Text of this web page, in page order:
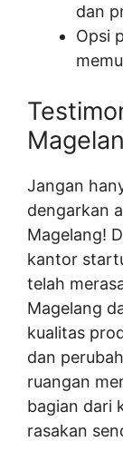
dan
Opsi
Jangan
dengarkan
Magelang!
kantor
telah
Magelang
kualitas
dan
ruangan
bagian dari
rasakan